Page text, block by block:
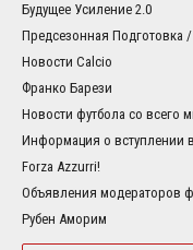
Будущее Усиление 2.0
Предсезонная Подготовка
Новости Calcio
Франко Барези
Новости футбола со всего
Информация о вступлении
Forza Azzurri!
Объявления модераторов
Рубен Аморим